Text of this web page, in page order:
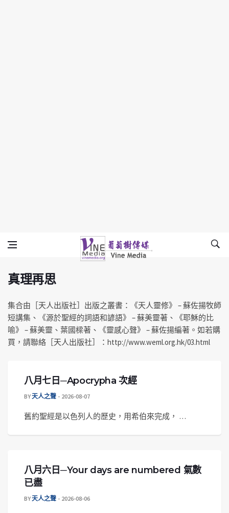
真理再思
Vine Media
葡萄樹傳媒
真理再思
集合由［天人出版社］出版之叢書：《天人靈修》 – 蘇佐揚牧師
短講集、《源於聖經的詞語和諺語》 – 蘇美靈著、《耶穌的比
喻》 – 蘇美靈、葉國樑著、《靈感心聲》 – 蘇佐揚編著。如若購
買，請聯絡［天人出版社］：http://www.weml.org.hk/03.html
八月七日─Apocrypha 次經
BY天人之聲 2026-08-07
舊約聖經是以色列人的歷史，用希伯來完成， …
八月六日─Your days are numbered 氣數
已盡
BY天人之聲 2026-08-06